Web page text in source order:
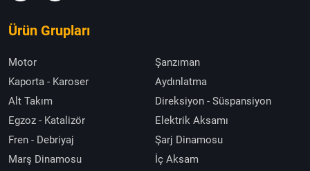
Ürün Grupları
Motor
Şanzıman
Kaporta - Karoser
Aydınlatma
Alt Takım
Direksiyon - Süspansiyon
Egzoz - Katalizör
Elektrik Aksamı
Fren - Debriyaj
Şarj Dinamosu
Marş Dinamosu
İç Aksam